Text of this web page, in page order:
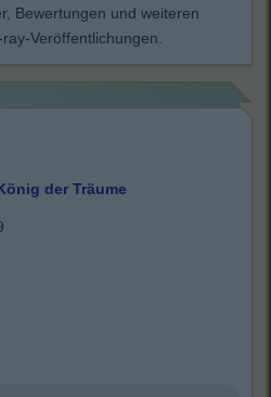
Bewertungen und weiteren
Veröffentlichungen.
der Träume